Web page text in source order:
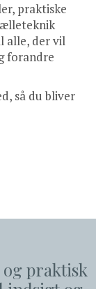
praktiske
alle, der vil
forandre
så du bliver
praktisk